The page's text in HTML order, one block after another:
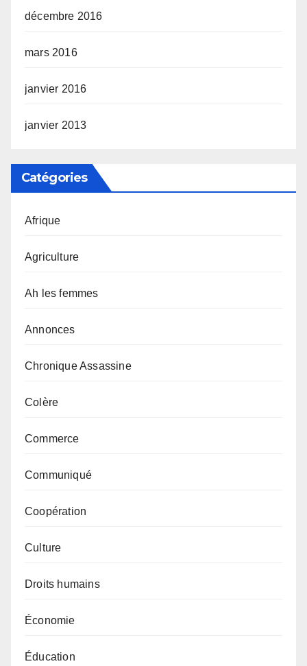
décembre 2016
mars 2016
janvier 2016
janvier 2013
Catégories
Afrique
Agriculture
Ah les femmes
Annonces
Chronique Assassine
Colère
Commerce
Communiqué
Coopération
Culture
Droits humains
Économie
Éducation